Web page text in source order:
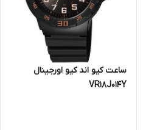
ساعت کیو اند کیو اورجینال
VR18J014Y